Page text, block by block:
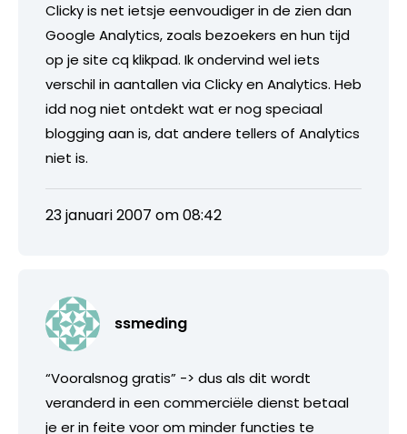
Clicky is net ietsje eenvoudiger in de zien dan
Google Analytics, zoals bezoekers en hun tijd
op je site cq klikpad. Ik ondervind wel iets
verschil in aantallen via Clicky en Analytics. Heb
idd nog niet ontdekt wat er nog speciaal
blogging aan is, dat andere tellers of Analytics
niet is.
23 januari 2007 om 08:42
ssmeding
“Vooralsnog gratis” -> dus als dit wordt
veranderd in een commerciële dienst betaal
je er in feite voor om minder functies te